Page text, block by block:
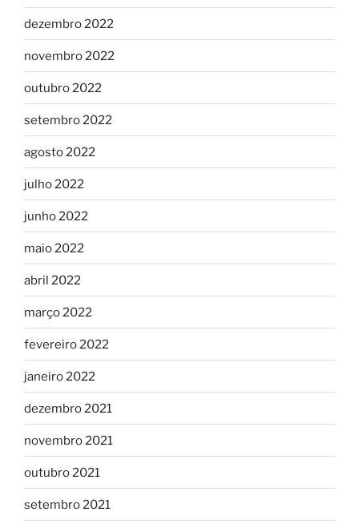
dezembro 2022
novembro 2022
outubro 2022
setembro 2022
agosto 2022
julho 2022
junho 2022
maio 2022
abril 2022
março 2022
fevereiro 2022
janeiro 2022
dezembro 2021
novembro 2021
outubro 2021
setembro 2021